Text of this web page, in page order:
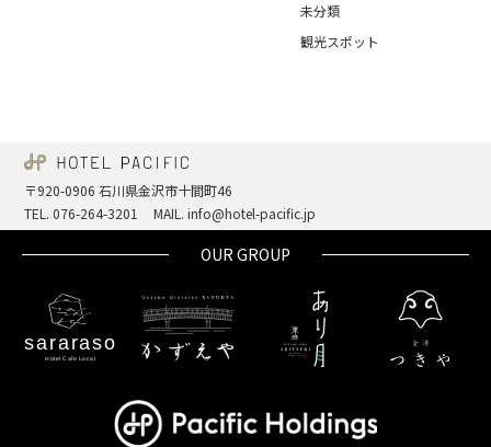
未分類
観光スポット
〒920-0906 石川県金沢市十間町46
TEL. 076-264-3201
MAIL. info@hotel-pacific.jp
OUR GROUP